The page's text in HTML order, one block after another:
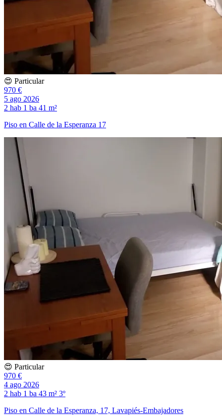
😍 Particular
970 €
5 ago 2026
2 hab 1 ba 41 m²
Piso en Calle de la Esperanza 17
😍 Particular
970 €
4 ago 2026
2 hab 1 ba 43 m² 3º
Piso en Calle de la Esperanza, 17, Lavapiés-Embajadores